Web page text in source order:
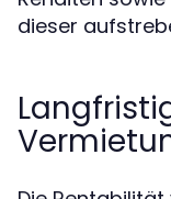
dieser